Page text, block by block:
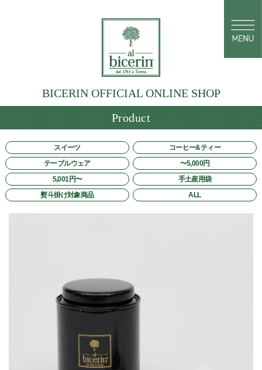
BICERIN OFFICIAL ONLINE SHOP
Product
スイーツ
コーヒー&ティー
テーブルウェア
〜5,000円
5,001円〜
手土産用袋
熨斗掛け対象商品
ALL